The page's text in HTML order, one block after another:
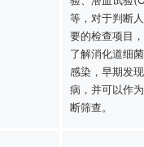
等，对于判断
要的检查项目
了解消化道细
感染，早期发
病，并可以作
断筛查。